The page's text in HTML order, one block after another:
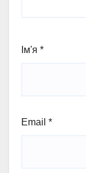
Ім'я *
Email *